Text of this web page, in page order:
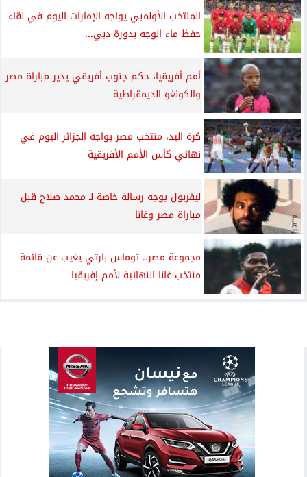
المنتخب الأولمبي يواجه الإمارات اليوم في لقاء
حفظ ماء الوجه بدورة دبي...
أمم أفريقيا، حكم جنوب أفريقي يدير مباراة مصر
والكونغو الديمقراطية
كرة اليد، منتخب مصر يواجه الجزائر اليوم في
نهائي كأس الأمم الأفريقية
ليفربول يوجه رسالة خاصة لـ محمد صلاح قبل
مباراة مصر وغانا
مجموعة مصر.. توماس بارتي يغيب عن قائمة
منتخب غانا النهائية لأمم إفريقيا